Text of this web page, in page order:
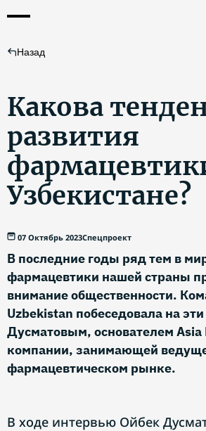
Назад
Какова
развития
Узбекистане?
07 Октябрь 2023Спецпроект
В последние годы ряд тем в
фармацевтики нашей страны
внимание общественности.
Uzbekistan побеседовала на
Дусматовым, основателем Asia
компании, занимающей
фармацевтическом рынке.
В ходе интервью Ойбек